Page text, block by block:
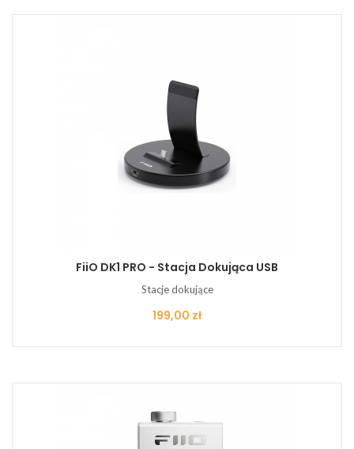
FiiO DK1 PRO - Stacja Dokująca USB
Stacje dokujące
Cena
199,00 zł